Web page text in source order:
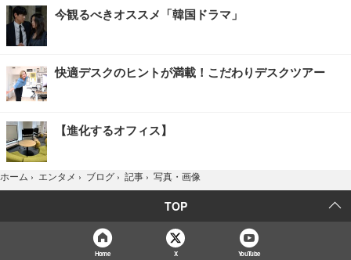
今観るべきオススメ「韓国ドラマ」
快適デスクのヒントが満載！こだわりデスクツアー
【進化するオフィス】
ホーム › エンタメ › ブログ › 記事 › 写真・画像
TOP
Home X YouTube